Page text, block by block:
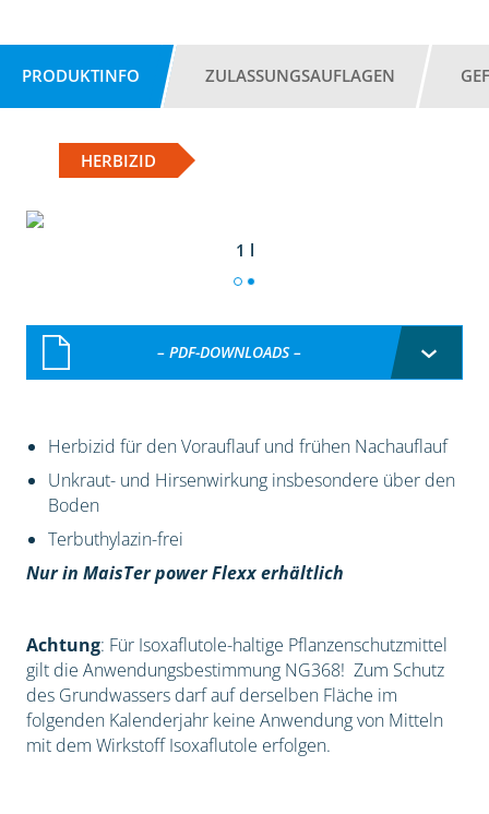
PRODUKTINFO ZULASSUNGSAUFLAGEN
HERBIZID
1 l
– PDF-DOWNLOADS –
Herbizid für den Vorauflauf und frühen Nachauflauf
Unkraut- und Hirsenwirkung insbesondere über den
Boden
Terbuthylazin-frei
Nur in MaisTer power Flexx erhältlich
Achtung: Für Isoxaflutole-haltige Pflanzenschutzmittel
gilt die Anwendungsbestimmung NG368! Zum Schutz
des Grundwassers darf auf derselben Fläche im
folgenden Kalenderjahr keine Anwendung von Mitteln
mit dem Wirkstoff Isoxaflutole erfolgen.